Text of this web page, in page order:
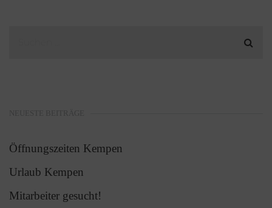
Öffnungszeiten Kempen
Urlaub Kempen
Mitarbeiter gesucht!